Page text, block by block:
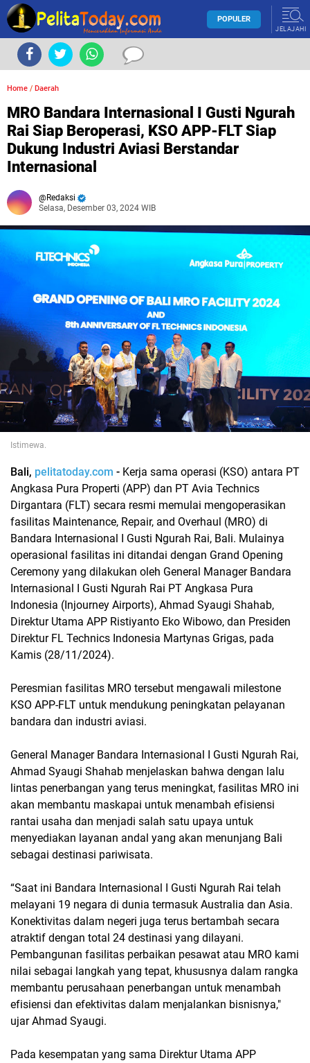
POPULER
JELAJAHI
Home / Daerah
MRO Bandara Internasional I Gusti Ngurah
Rai Siap Beroperasi, KSO APP-FLT Siap
Dukung Industri Aviasi Berstandar
Internasional
Redaksi
Selasa, Desember 03, 2024 WIB
Istimewa.
Bali, pelitatoday.com - Kerja sama operasi (KSO) antara PT
Angkasa Pura Properti (APP) dan PT Avia Technics
Dirgantara (FLT) secara resmi memulai mengoperasikan
fasilitas Maintenance, Repair, and Overhaul (MRO) di
Bandara Internasional I Gusti Ngurah Rai, Bali. Mulainya
operasional fasilitas ini ditandai dengan Grand Opening
Ceremony yang dilakukan oleh General Manager Bandara
Internasional I Gusti Ngurah Rai PT Angkasa Pura
Indonesia (Injourney Airports), Ahmad Syaugi Shahab,
Direktur Utama APP Ristiyanto Eko Wibowo, dan Presiden
Direktur FL Technics Indonesia Martynas Grigas, pada
Kamis (28/11/2024).
Peresmian fasilitas MRO tersebut mengawali milestone
KSO APP-FLT untuk mendukung peningkatan pelayanan
bandara dan industri aviasi.
General Manager Bandara Internasional I Gusti Ngurah Rai,
Ahmad Syaugi Shahab menjelaskan bahwa dengan lalu
lintas penerbangan yang terus meningkat, fasilitas MRO ini
akan membantu maskapai untuk menambah efisiensi
rantai usaha dan menjadi salah satu upaya untuk
menyediakan layanan andal yang akan menunjang Bali
sebagai destinasi pariwisata.
“Saat ini Bandara Internasional I Gusti Ngurah Rai telah
melayani 19 negara di dunia termasuk Australia dan Asia.
Konektivitas dalam negeri juga terus bertambah secara
atraktif dengan total 24 destinasi yang dilayani.
Pembangunan fasilitas perbaikan pesawat atau MRO kami
nilai sebagai langkah yang tepat, khususnya dalam rangka
membantu perusahaan penerbangan untuk menambah
efisiensi dan efektivitas dalam menjalankan bisnisnya,"
ujar Ahmad Syaugi.
Pada kesempatan yang sama Direktur Utama APP